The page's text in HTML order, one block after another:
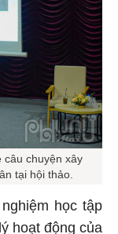
câu chuyện xây
tại hội thảo.
học tập
hoạt động của